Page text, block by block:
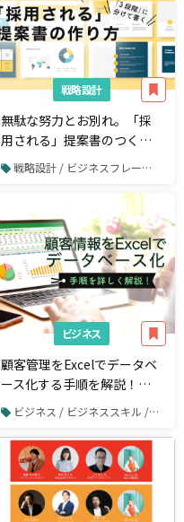
戦略設計
無駄な努力とお別れ。「採
用される」提案書のつくり
方 戦略設計 / ビジネスフレームワーク
ビジネス
顧客管理をExcelでデータベ
ース化する手順を解説！無
料のテンプレートも紹介
ビジネス / ビジネススキル / Excel